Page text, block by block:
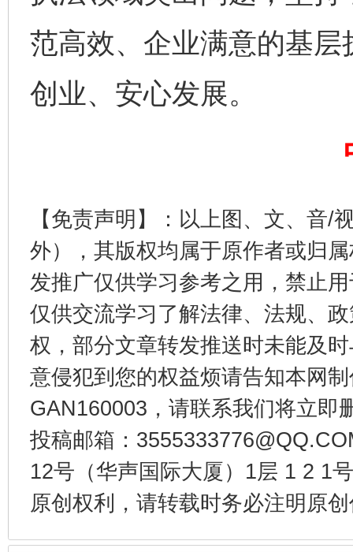
范高效、企业满意的基
创业、安心发展。
【免责声明】：以上图、文、音/
外），其版权均属于原作者或归
发推广仅供学习参考之用，禁止
仅供交流学习了解法律、法规、
权，部分文章转发推送时未能及
意侵犯到您的权益烦请告知本网
GAN160003，请联系我们将立即
投稿邮箱：
12号（华声国际大厦）1层 1 2 1
原创权利，请转载时务必注明原
千年窑火 生生不息